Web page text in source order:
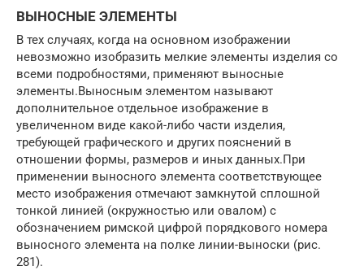
ВЫНОСНЫЕ ЭЛЕМЕНТЫ
В тех случаях, когда на основном изображении
невозможно изобразить мелкие элементы изделия со
всеми подробностями, применяют выносные
элементы.Выносным элементом называют
дополнительное отдельное изображение в
увеличенном виде какой-либо части изделия,
требующей графического и других пояснений в
отношении формы, размеров и иных данных.При
применении выносного элемента соответствующее
место изображения отмечают замкнутой сплошной
тонкой линией (окружностью или овалом) с
обозначением римской цифрой порядкового номера
выносного элемента на полке линии-выноски (рис.
281).